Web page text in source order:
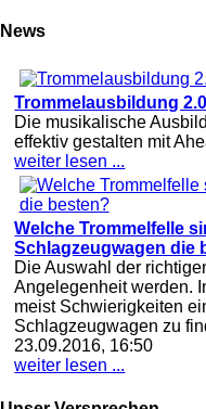
News
Trommelausbildung 2.0
Die musikalische
effektiv gestalten mit
weiter lesen ...
Welche Trommelfelle
Schlagzeugwagen die
Die Auswahl der
Angelegenheit werden.
meist Schwierigkeiten
Schlagzeugwagen zu
23.09.2016, 16:50
weiter lesen ...